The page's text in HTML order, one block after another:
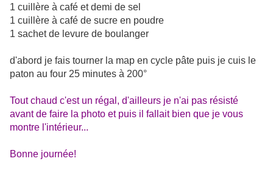
1 cuillère à café et demi de sel
1 cuillère à café de sucre en poudre
1 sachet de levure de boulanger
d'abord je fais tourner la map en cycle pâte puis je cuis le
paton au four 25 minutes à 200°
Tout chaud c'est un régal, d'ailleurs je n'ai pas résisté
avant de faire la photo et puis il fallait bien que je vous
montre l'intérieur...
Bonne journée!